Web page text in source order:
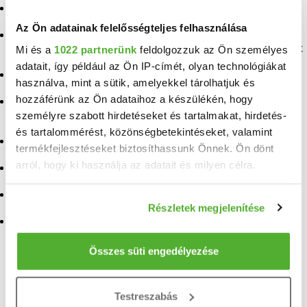
Az Ön adatainak felelősségteljes felhasználása
Mi és a 1022 partnerünk feldolgozzuk az Ön személyes
adatait, így például az Ön IP-címét, olyan technológiákat
használva, mint a sütik, amelyekkel tárolhatjuk és
hozzáférünk az Ön adataihoz a készülékén, hogy
személyre szabott hirdetéseket és tartalmakat, hirdetés-
és tartalommérést, közönségbetekintéseket, valamint
termékfejlesztéseket biztosíthassunk Önnek. Ön dönt
arról, hogy ki használja az adatait és milyen célra.
Információgyűjtés az Ön földrajzi elhelyezkedéséről
pár méteres pontossággal
Az Ön készülékén beazonosítása annak konkrét
módjairól és adja meg preferenciáit a
Részletek megjelenítése
Összes süti engedélyezése
Testreszabás
Eladó ingatlan
Mátraverebély
Eladó ingatlan Ecseg
Eladó ingatlan
Egyházasgerge
Eladó ingatlan Szirák
Eladó ingatlan Diósjenő
Eladó ingatlan Mátranovák
Eladó ingatlan Nógrád
Eladó ingatlan Kétbodony
Eladó ingatlan Dejtár
Eladó ingatlan Szügy
Eladó ingatlan
TELEFONSZÁM FELFEDÉSE